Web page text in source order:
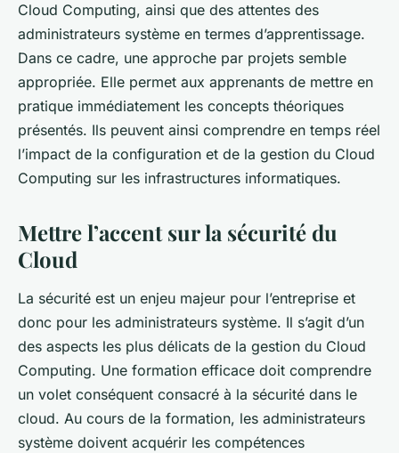
Cloud Computing, ainsi que des attentes des
administrateurs système en termes d’apprentissage.
Dans ce cadre, une approche par projets semble
appropriée. Elle permet aux apprenants de mettre en
pratique immédiatement les concepts théoriques
présentés. Ils peuvent ainsi comprendre en temps réel
l’impact de la configuration et de la gestion du Cloud
Computing sur les infrastructures informatiques.
Mettre l’accent sur la sécurité du
Cloud
La sécurité est un enjeu majeur pour l’entreprise et
donc pour les administrateurs système. Il s’agit d’un
des aspects les plus délicats de la gestion du Cloud
Computing. Une formation efficace doit comprendre
un volet conséquent consacré à la sécurité dans le
cloud. Au cours de la formation, les administrateurs
système doivent acquérir les compétences